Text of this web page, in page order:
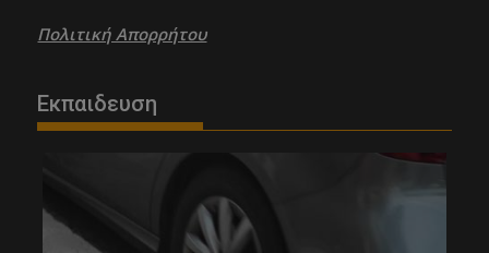
Πολιτική Απορρήτου
Εκπαιδευση